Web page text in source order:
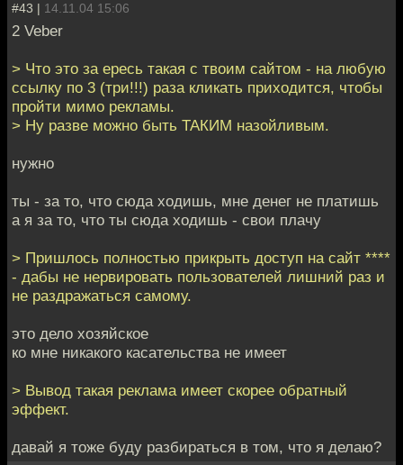
#43 | 14.11.04 15:06
2 Veber
> Что это за ересь такая с твоим сайтом - на любую
ссылку по 3 (три!!!) раза кликать приходится, чтобы
пройти мимо рекламы.
> Ну разве можно быть ТАКИМ назойливым.
нужно
ты - за то, что сюда ходишь, мне денег не платишь
а я за то, что ты сюда ходишь - свои плачу
> Пришлось полностью прикрыть доступ на сайт ****
- дабы не нервировать пользователей лишний раз и
не раздражаться самому.
это дело хозяйское
ко мне никакого касательства не имеет
> Вывод такая реклама имеет скорее обратный
эффект.
давай я тоже буду разбираться в том, что я делаю?